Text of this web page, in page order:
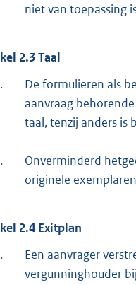
niet van toepassing
2.3 Taal
De formulieren als
aanvraag
taal, tenzij anders is
Onverminderd
originele
2.4 Exitplan
Een aanvrager
vergunninghouder